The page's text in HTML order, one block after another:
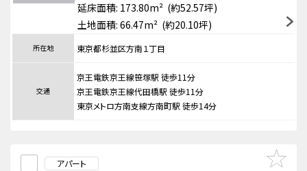
延床面積: 173.80m² (約52.57坪)
土地面積: 66.47m² (約20.10坪)
所在地 東京都杉並区方南１丁目
交通
京王電鉄京王線笹塚駅 徒歩11分
京王電鉄京王線代田橋駅 徒歩11分
東京メトロ方南支線方南町駅 徒歩14分
アパート